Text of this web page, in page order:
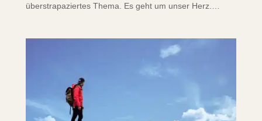
überstrapaziertes Thema. Es geht um unser Herz.…